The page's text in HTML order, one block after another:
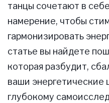
танцы сочетают в
намерение, чтобы
гармонизировать
статье вы найдете
которая разбудит,
ваши энергетические
глубокому